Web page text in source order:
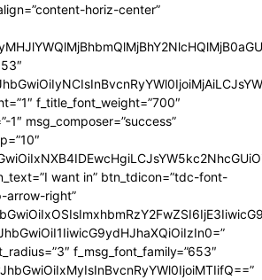
horiz-center”
f_title_font_weight=”700″
1″ msg_composer=”success”
want in” btn_tdicon=”tdc-font-
right”
f_msg_font_family=”653″